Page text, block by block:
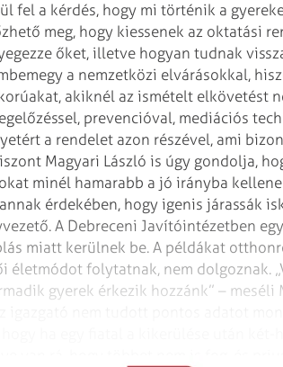
fel a kérdés, hogy mi történik a
meg, hogy kiessenek az oktatási
őket, illetve hogyan tudnak
a nemzetközi elvárásokkal,
akiknél az ismételt elkövetést
prevencióval, mediációs
a rendelet azon részével, ami
Magyari László is úgy gondolja,
minél hamarabb a jó irányba
érdekében, hogy igen­is járassák
A Debreceni Javítóintézetben
miatt kerülnek be. A példákat
életmódot folytatnak, nem dolgoznak.
gyerek érkezik hozzánk” – meséli